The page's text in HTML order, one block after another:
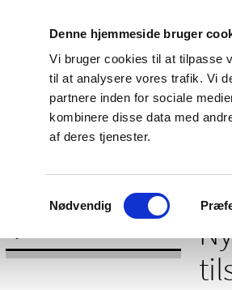
Denne hjemmeside bruger
Vi bruger cookies til at tilpasse
til at analysere vores trafik. Vi
partnere inden for sociale
kombinere disse data med
af deres tjenester.
Samtykkevalg
Nødvendig
Godkendelse og
Bivirkninger og
produktinformation